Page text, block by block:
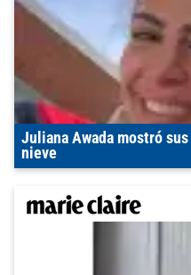
Juliana Awada mostró
nieve